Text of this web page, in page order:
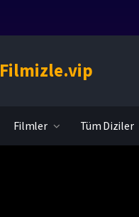
Filmizle.vip
Filmler Tüm Diziler